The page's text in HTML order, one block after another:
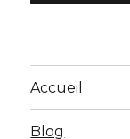
r
vi
d
e
Accueil
Blog